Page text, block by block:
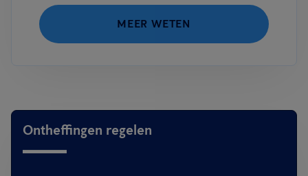
MEER WETEN
Ontheffingen regelen